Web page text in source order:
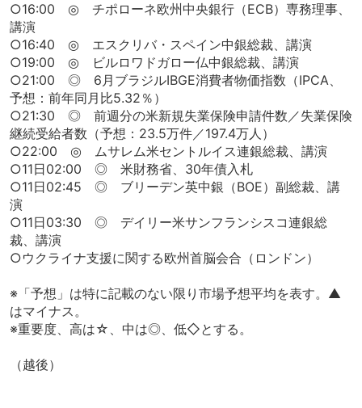
○16:00 ◎ チポローネ欧州中央銀行（ECB）専務理事、
講演
○16:40 ◎ エスクリバ・スペイン中銀総裁、講演
○19:00 ◎ ビルロワドガロー仏中銀総裁、講演
○21:00 ◎ 6月ブラジルIBGE消費者物価指数（IPCA、
予想：前年同月比5.32％）
○21:30 ◎ 前週分の米新規失業保険申請件数／失業保険
継続受給者数（予想：23.5万件／197.4万人）
○22:00 ◎ ムサレム米セントルイス連銀総裁、講演
○11日02:00 ◎ 米財務省、30年債入札
○11日02:45 ◎ ブリーデン英中銀（BOE）副総裁、講
演
○11日03:30 ◎ デイリー米サンフランシスコ連銀総
裁、講演
○ウクライナ支援に関する欧州首脳会合（ロンドン）
※「予想」は特に記載のない限り市場予想平均を表す。▲
はマイナス。
※重要度、高は☆、中は◎、低◇とする。
（越後）